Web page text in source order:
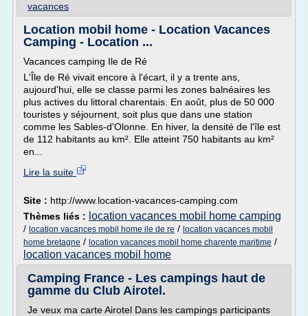
vacances
Location mobil home - Location Vacances
Camping - Location ...
Vacances camping Ile de Ré
L'Île de Ré vivait encore à l'écart, il y a trente ans,
aujourd'hui, elle se classe parmi les zones balnéaires les
plus actives du littoral charentais. En août, plus de 50 000
touristes y séjournent, soit plus que dans une station
comme les Sables-d'Olonne. En hiver, la densité de l'île est
de 112 habitants au km². Elle atteint 750 habitants au km²
en...
Lire la suite
Site : http://www.location-vacances-camping.com
Thèmes liés : location vacances mobil home camping
/ location vacances mobil home ile de re / location vacances mobil
home bretagne / location vacances mobil home charente maritime /
location vacances mobil home
Camping France - Les campings haut de
gamme du Club Airotel.
Je veux ma carte Airotel Dans les campings participants